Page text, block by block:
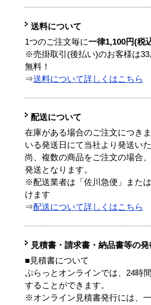
送料について
1つのご注文毎に一律1,100円(税
※売掛取引(後払い)のお客様は
無料！
⇒送料について詳しくはこちら
配送について
在庫がある場合のご注文につき
いる発送日にて当社より発送い
尚、複数の商品をご注文の場合
発送となります。
※配送業者は「佐川急便」また
けます
⇒配送について詳しくはこちら
見積書・請求書・納品書等の
■見積書について
ぷらっとオンラインでは、24時
することができます。
※オンライン見積書発行には、